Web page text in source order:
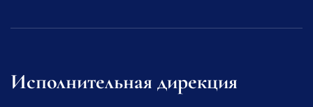
Исполнительная дирекция